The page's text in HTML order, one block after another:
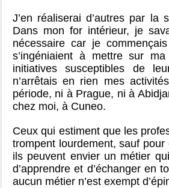
J’en réaliserai d’autres par
Dans mon for intérieur, je
nécessaire car je
s’ingéniaient à mettre sur
initiatives susceptibles de
n’arrêtais en rien mes
période, ni à Prague, ni à
chez moi, à Cuneo.
Ceux qui estiment que les
trompent lourdement, sauf
ils peuvent envier un métier
d’apprendre et d’échanger en
aucun métier n’est exempt